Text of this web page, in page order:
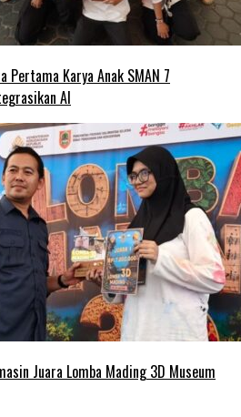
Pertama Karya Anak SMAN 7
AI
Juara Lomba Mading 3D Museum